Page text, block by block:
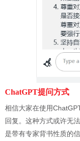
ChatGPT提问方式
相信大家在使用
回复。这种方式或许无
是带有专家背书性质的